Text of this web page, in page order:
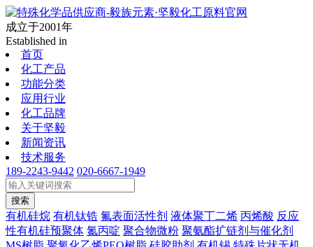
成立于2001年
Established in
首页
化工产品
功能分类
应用行业
化工品牌
关于坚毅
新闻资讯
技术服务
189-2243-9442 020-6667-1949
搜索
有机硅烷 有机钛锆 氟表面活性剂 液体聚丁二烯 丙烯酸 反应
性有机硅预聚体 氮丙啶 聚合物微粉 聚氨酯扩链剂与催化剂